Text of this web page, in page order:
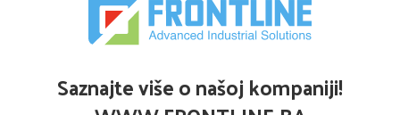
Saznajte više o našoj kompaniji!